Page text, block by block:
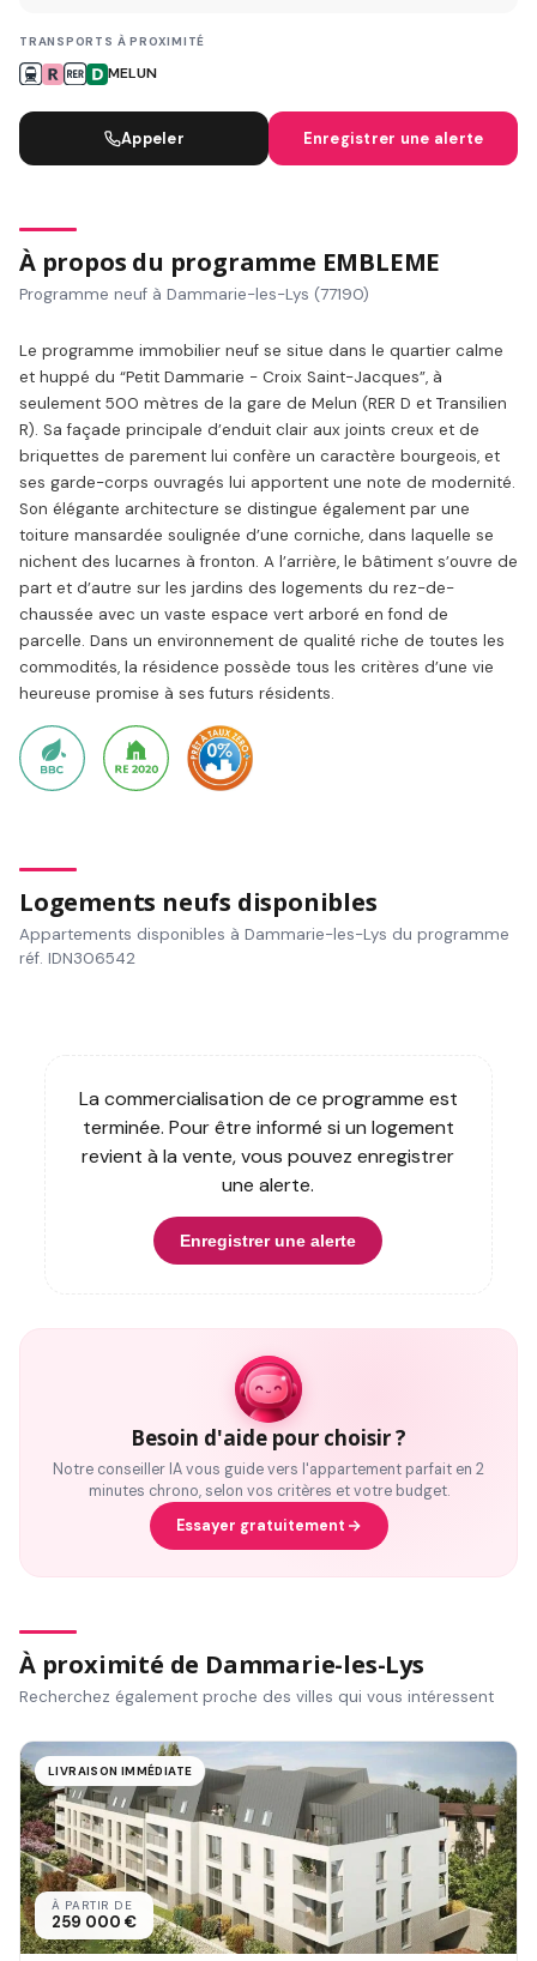
TRANSPORTS À PROXIMITÉ
MELUN
Appeler Enregistrer une alerte
À propos du programme EMBLEME
Programme neuf à Dammarie-les-Lys (77190)
Le programme immobilier neuf se situe dans le quartier calme
et huppé du “Petit Dammarie - Croix Saint-Jacques”, à
seulement 500 mètres de la gare de Melun (RER D et Transilien
R). Sa façade principale d’enduit clair aux joints creux et de
briquettes de parement lui confère un caractère bourgeois, et
ses garde-corps ouvragés lui apportent une note de modernité.
Son élégante architecture se distingue également par une
toiture mansardée soulignée d’une corniche, dans laquelle se
nichent des lucarnes à fronton. A l’arrière, le bâtiment s’ouvre de
part et d’autre sur les jardins des logements du rez-de-
chaussée avec un vaste espace vert arboré en fond de
parcelle. Dans un environnement de qualité riche de toutes les
commodités, la résidence possède tous les critères d’une vie
heureuse promise à ses futurs résidents.
Logements neufs disponibles
Appartements disponibles à Dammarie-les-Lys du programme
réf. IDN306542
La commercialisation de ce programme est
terminée. Pour être informé si un logement
revient à la vente, vous pouvez enregistrer
une alerte.
Enregistrer une alerte
Besoin d'aide pour choisir ?
Notre conseiller IA vous guide vers l'appartement parfait en 2
minutes chrono, selon vos critères et votre budget.
Essayer gratuitement
À proximité de Dammarie-les-Lys
Recherchez également proche des villes qui vous intéressent
LIVRAISON IMMÉDIATE
À PARTIR DE
259 000 €